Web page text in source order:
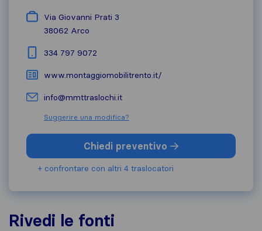
Via Giovanni Prati 3
38062 Arco
334 797 9072
www.montaggiomobilitrento.it/
info@mmttraslochi.it
Suggerire una modifica?
Chiedi preventivo
+ confrontare con altri 4 traslocatori
Rivedi le fonti